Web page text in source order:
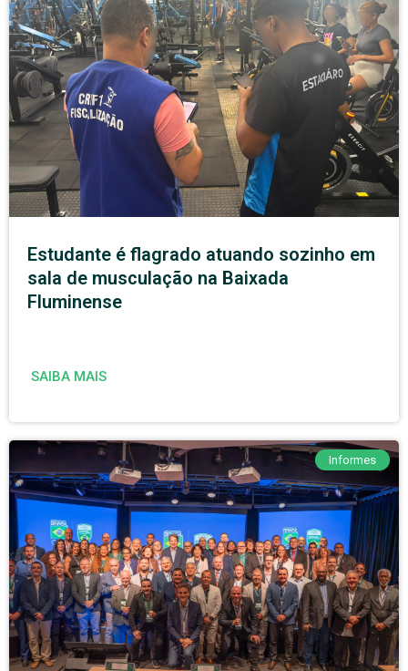
Estudante é flagrado atuando sozinho em
sala de musculação na Baixada
Fluminense
SAIBA MAIS
Informes